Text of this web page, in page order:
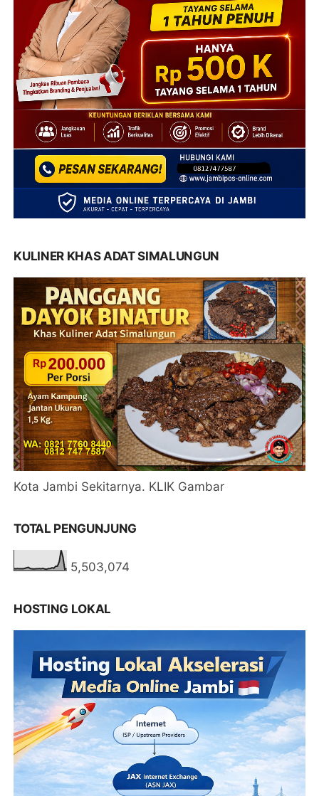
KULINER KHAS ADAT SIMALUNGUN
Kota Jambi Sekitarnya. KLIK Gambar
TOTAL PENGUNJUNG
5,503,074
HOSTING LOKAL